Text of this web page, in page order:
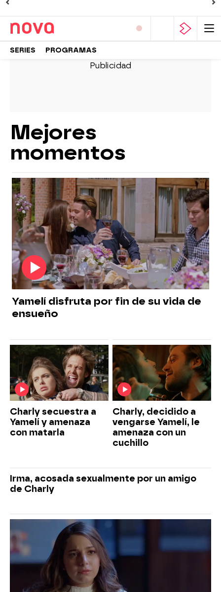
SERIES PROGRAMAS
Mejores
momentos
Yamelí disfruta por fin de su vida de
ensueño
Charly secuestra a
Yamelí y amenaza
con matarla
Charly, decidido a
vengarse Yamelí, le
amenaza con un
cuchillo
Irma, acosada sexualmente por un amigo
de Charly